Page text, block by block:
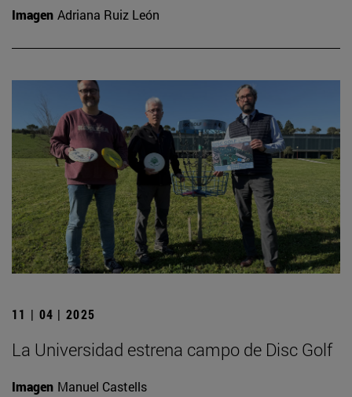
Imagen Adriana Ruiz León
11 | 04 | 2025
La Universidad estrena campo de Disc Golf
Imagen Manuel Castells